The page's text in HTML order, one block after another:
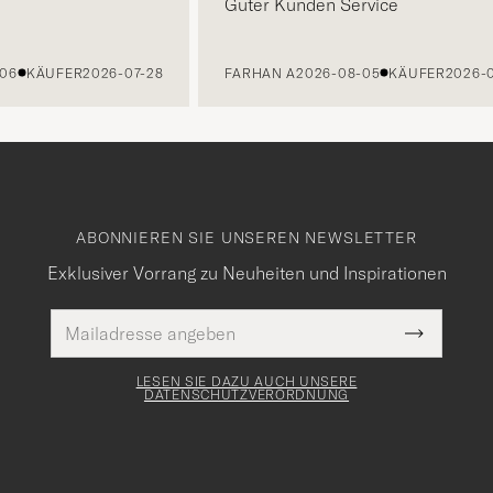
KÄUFER2026-07-28 FARHAN A2026-08-05 KÄUFER2026-07-
ABONNIEREN SIE UNSEREN NEWSLETTER
Exklusiver Vorrang zu Neuheiten und Inspirationen
Mail
Adresse
Pflichtfeld
Submit
Newsletter
LESEN SIE DAZU AUCH UNSERE
DATENSCHUTZVERORDNUNG